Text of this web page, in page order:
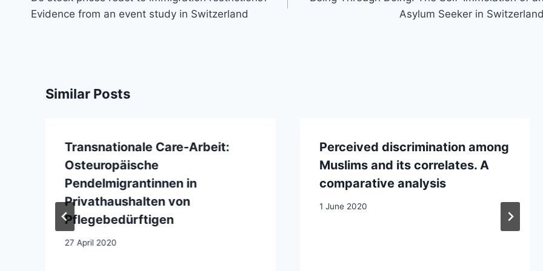
Evidence from an event study in Switzerland
Asylum Seeker in Switzerland
Similar Posts
Transnationale Care‐Arbeit:
Osteuropäische
Pendelmigrantinnen in
Privathaushalten von
Pflegebedürftigen
27 April 2020
Perceived discrimination among
Muslims and its correlates. A
comparative analysis
1 June 2020